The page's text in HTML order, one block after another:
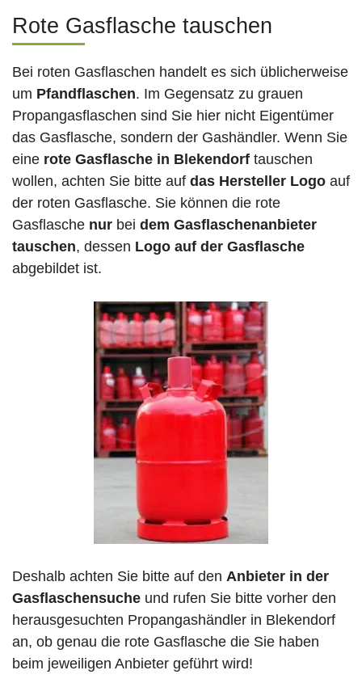
Rote Gasflasche tauschen
Bei roten Gasflaschen handelt es sich üblicherweise
um Pfandflaschen. Im Gegensatz zu grauen
Propangasflaschen sind Sie hier nicht Eigentümer
das Gasflasche, sondern der Gashändler. Wenn Sie
eine rote Gasflasche in Blekendorf tauschen
wollen, achten Sie bitte auf das Hersteller Logo auf
der roten Gasflasche. Sie können die rote
Gasflasche nur bei dem Gasflaschenanbieter
tauschen, dessen Logo auf der Gasflasche
abgebildet ist.
Deshalb achten Sie bitte auf den Anbieter in der
Gasflaschensuche und rufen Sie bitte vorher den
herausgesuchten Propangashändler in Blekendorf
an, ob genau die rote Gasflasche die Sie haben
beim jeweiligen Anbieter geführt wird!